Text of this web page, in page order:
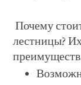
Почему
лестницы?